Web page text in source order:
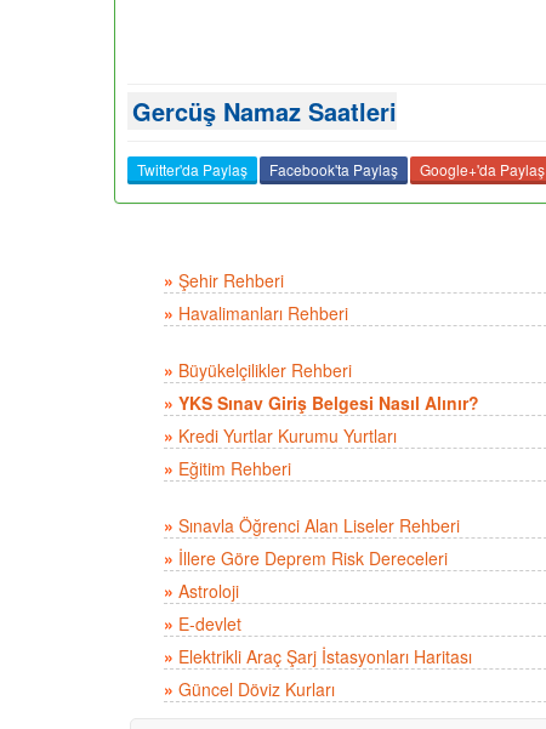
Gercüş Namaz Saatleri
Twitter'da Paylaş Facebook'ta Paylaş Google+'da Paylaş
» Şehir Rehberi
» Havalimanları Rehberi
» Büyükelçilikler Rehberi
» YKS Sınav Giriş Belgesi Nasıl Alınır?
» Kredi Yurtlar Kurumu Yurtları
» Eğitim Rehberi
» Sınavla Öğrenci Alan Liseler Rehberi
» İllere Göre Deprem Risk Dereceleri
» Astroloji
» E-devlet
» Elektrikli Araç Şarj İstasyonları Haritası
» Güncel Döviz Kurları